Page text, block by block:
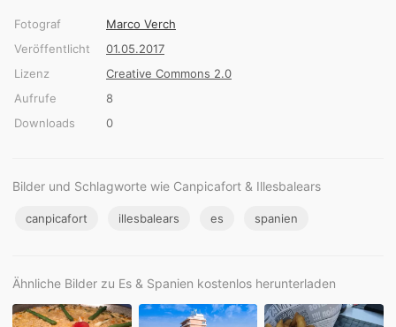
Fotograf
Marco Verch
Veröffentlicht
01.05.2017
Lizenz
Creative Commons 2.0
Aufrufe
8
Downloads
0
Bilder und Schlagworte wie Canpicafort & Illesbalears
canpicafort illesbalears es spanien
Ähnliche Bilder zu Es & Spanien kostenlos herunterladen